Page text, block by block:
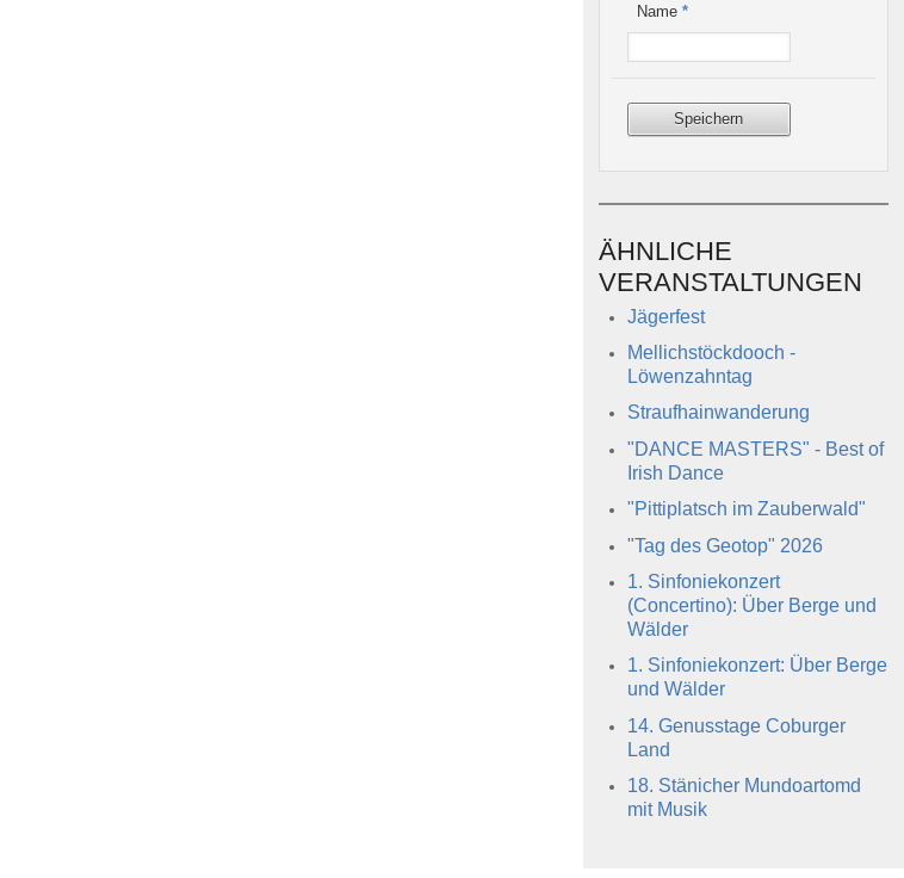
Name*
ÄHNLICHE
VERANSTALTUNGEN
Jägerfest
Mellichstöckdooch -
Löwenzahntag
Straufhainwanderung
"DANCE MASTERS" - Best of
Irish Dance
"Pittiplatsch im Zauberwald"
"Tag des Geotop" 2026
1. Sinfoniekonzert
(Concertino): Über Berge und
Wälder
1. Sinfoniekonzert: Über Berge
und Wälder
14. Genusstage Coburger
Land
18. Stänicher Mundoartomd
mit Musik